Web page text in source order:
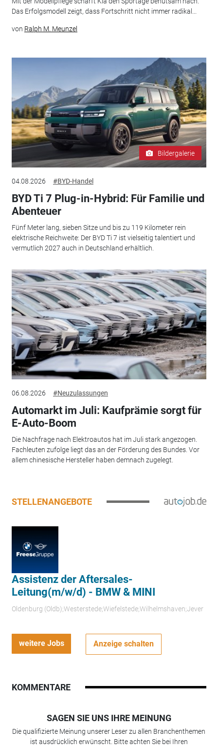
Das Erfolgsmodell zeigt, dass Fortschritt nicht immer radikal...
von Ralph M. Meunzel
Bildergalerie
04.08.2026 #BYD-Handel
BYD Ti 7 Plug-in-Hybrid: Für Familie und
Abenteuer
Fünf Meter lang, sieben Sitze und bis zu 119 Kilometer rein
elektrische Reichweite: Der BYD Ti 7 ist vielseitig talentiert und
vermutlich 2027 auch in Deutschland erhältlich.
06.08.2026 #Neuzulassungen
Automarkt im Juli: Kaufprämie sorgt für
E-Auto-Boom
Die Nachfrage nach Elektroautos hat im Juli stark angezogen.
Fachleuten zufolge liegt das an der Förderung des Bundes. Vor
allem chinesische Hersteller haben demnach zugelegt.
STELLENANGEBOTE
Assistenz der Aftersales-
Leitung(m/w/d) - BMW & MINI
Oldenburg (Oldb);Westerstede;Wiefelstede;Wilhelmshaven;Jever
weitere Jobs Anzeige schalten
KOMMENTARE
SAGEN SIE UNS IHRE MEINUNG
Die qualifizierte Meinung unserer Leser zu allen Branchenthemen
ist ausdrücklich erwünscht. Bitte achten Sie bei Ihren